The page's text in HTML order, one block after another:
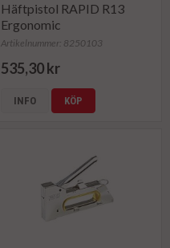
Häftpistol RAPID R13
Ergonomic
Artikelnummer: 8250103
535,30 kr
INFO KÖP